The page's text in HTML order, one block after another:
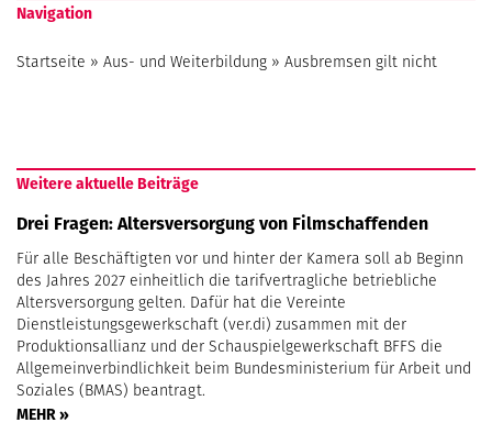
Navigation
Startseite » Aus- und Weiterbildung » Ausbremsen gilt nicht
Weitere aktuelle Beiträge
Drei Fragen: Altersversorgung von Filmschaffenden
Für alle Beschäftigten vor und hinter der Kamera soll ab Beginn
des Jahres 2027 einheitlich die tarifvertragliche betriebliche
Altersversorgung gelten. Dafür hat die Vereinte
Dienstleistungsgewerkschaft (ver.di) zusammen mit der
Produktionsallianz und der Schauspielgewerkschaft BFFS die
Allgemeinverbindlichkeit beim Bundesministerium für Arbeit und
Soziales (BMAS) beantragt.
MEHR »